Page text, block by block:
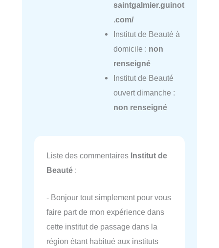
saintgalmier.guinot
.com/
Institut de Beauté à
domicile : non
renseigné
Institut de Beauté
ouvert dimanche :
non renseigné
Liste des commentaires Institut de
Beauté :
- Bonjour tout simplement pour vous
faire part de mon expérience dans
cette institut de passage dans la
région étant habitué aux instituts